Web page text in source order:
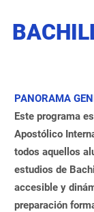
PANORAMA
Este programa
Apostólico
todos aquellos
estudios de
accesible y
preparación